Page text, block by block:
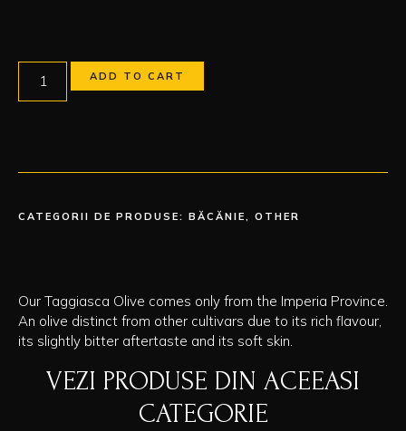
ADD TO CART
CATEGORII DE PRODUSE: BĂCĂNIE, OTHER
Our Taggiasca Olive comes only from the Imperia Province.
An olive distinct from other cultivars due to its rich flavour,
its slightly bitter aftertaste and its soft skin.
VEZI PRODUSE DIN ACEEASI
CATEGORIE